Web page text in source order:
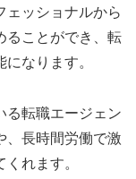
ェッショナルから
ることができ、転
なります。
る転職エージェン
、長時間労働で激
れます。